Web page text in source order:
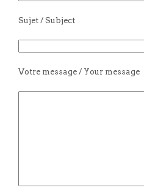
Sujet / Subject
Votre message / Your message